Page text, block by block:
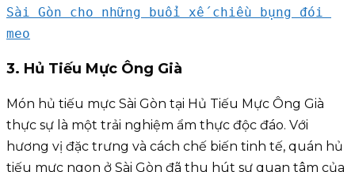
Sài Gòn cho những buổi xế chiều bụng đói
meo
3. Hủ Tiếu Mực Ông Già
Món hủ tiếu mực Sài Gòn tại Hủ Tiếu Mực Ông Già
thực sự là một trải nghiệm ẩm thực độc đáo. Với
hương vị đặc trưng và cách chế biến tinh tế, quán hủ
tiếu mực ngon ở Sài Gòn đã thu hút sự quan tâm của